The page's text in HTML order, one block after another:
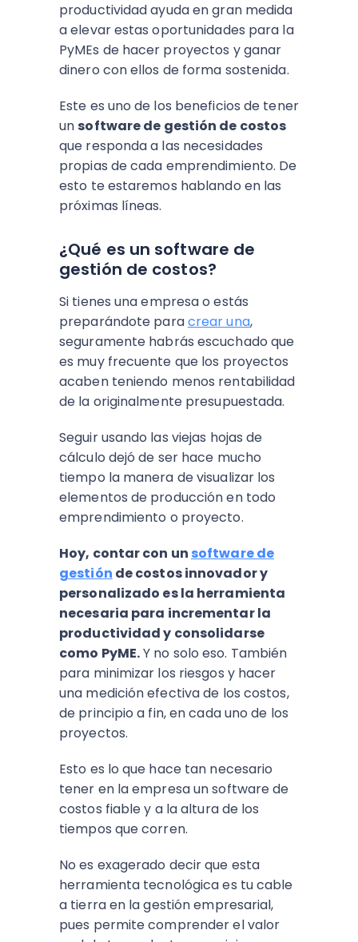
productividad ayuda en gran medida
a elevar estas oportunidades para la
PyMEs de hacer proyectos y ganar
dinero con ellos de forma sostenida.
Este es uno de los beneficios de tener
un software de gestión de costos
que responda a las necesidades
propias de cada emprendimiento. De
esto te estaremos hablando en las
próximas líneas.
¿Qué es un software de
gestión de costos?
Si tienes una empresa o estás
preparándote paracrear una,
seguramente habrás escuchado que
es muy frecuente que los proyectos
acaben teniendo menos rentabilidad
de la originalmente presupuestada.
Seguir usando las viejas hojas de
cálculo dejó de ser hace mucho
tiempo la manera de visualizar los
elementos de producción en todo
emprendimiento o proyecto.
Hoy, contar con un software de
gestión de costos innovador y
personalizado es la herramienta
necesaria para incrementar la
productividad y consolidarse
como PyME.Y no solo eso. También
para minimizar los riesgos y hacer
una medición efectiva de los costos,
de principio a fin, en cada uno de los
proyectos.
Esto es lo que hace tan necesario
tener en la empresa un software de
costos fiable y a la altura de los
tiempos que corren.
No es exagerado decir que esta
herramienta tecnológica es tu cable
a tierra en la gestión empresarial,
pues permite comprender el valor